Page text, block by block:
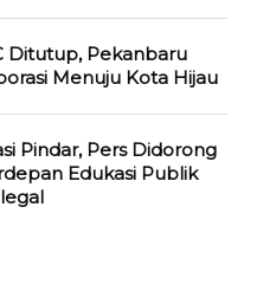
Ditutup, Pekanbaru
Menuju Kota Hijau
Pindar, Pers Didorong
Edukasi Publik